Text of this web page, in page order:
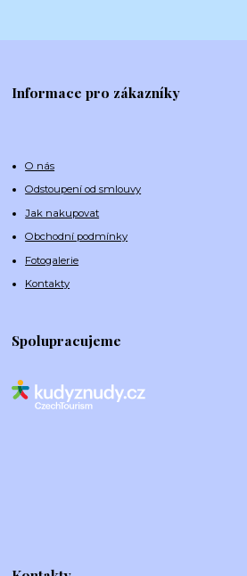
Informace pro zákazníky
O nás
Odstoupení od smlouvy
Jak nakupovat
Obchodní podmínky
Fotogalerie
Kontakty
Spolupracujeme